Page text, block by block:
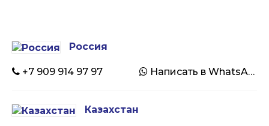
Россия
+7 909 914 97 97 Написать в WhatsApp
Казахстан